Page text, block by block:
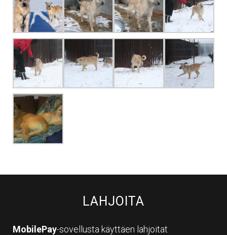
LAHJOITA
MobilePay-sovellusta käyttäen lahjoitat